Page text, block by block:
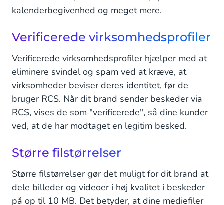
kalenderbegivenhed og meget mere.
Verificerede virksomhedsprofiler
Verificerede virksomhedsprofiler hjælper med at
eliminere svindel og spam ved at kræve, at
virksomheder beviser deres identitet, før de
bruger RCS. Når dit brand sender beskeder via
RCS, vises de som "verificerede", så dine kunder
ved, at de har modtaget en legitim besked.
Større filstørrelser
Større filstørrelser gør det muligt for dit brand at
dele billeder og videoer i høj kvalitet i beskeder
på op til 10 MB. Det betyder, at dine mediefiler